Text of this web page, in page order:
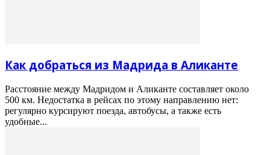
Как добраться из Мадрида в Аликанте
Расстояние между Мадридом и Аликанте составляет около
500 км. Недостатка в рейсах по этому направлению нет:
регулярно курсируют поезда, автобусы, а также есть
удобные...